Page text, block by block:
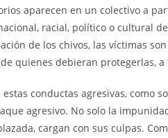
aparecen en un colectivo a
racial, político o cultural
de los chivos, las víctimas
quienes debieran protegerlas,
conductas agresivas, como
agresivo. No solo la
cargan con sus culpas.